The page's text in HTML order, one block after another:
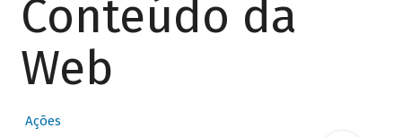
Conteúdo da
Web
Ações